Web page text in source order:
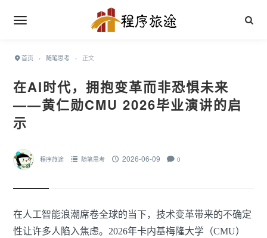
首页 › 随笔思考 › 正文
在AI时代，拥抱变革而非恐惧未来
——黄仁勋CMU 2026毕业演讲的启
示
程序旅途 随笔思考 2026-06-09 0
在人工智能浪潮席卷全球的当下，技术变革带来的不确定
性让许多人陷入焦虑。2026年卡内基梅隆大学（CMU）